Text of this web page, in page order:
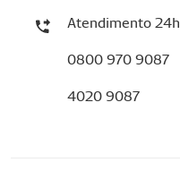
Atendimento 24h
0800 970 9087
4020 9087